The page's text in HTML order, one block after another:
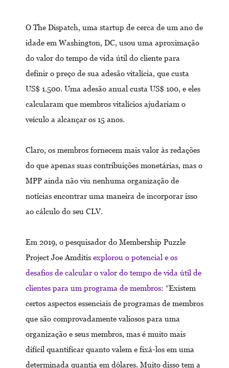
O The Dispatch, uma startup de cerca de um ano de
idade em Washington, DC, usou uma aproximação
do valor do tempo de vida útil do cliente para
definir o preço de sua adesão vitalícia, que custa
US$ 1.500. Uma adesão anual custa US$ 100, e eles
calcularam que membros vitalícios ajudariam o
veículo a alcançar os 15 anos.
Claro, os membros fornecem mais valor às redações
do que apenas suas contribuições monetárias, mas o
MPP ainda não viu nenhuma organização de
notícias encontrar uma maneira de incorporar isso
ao cálculo do seu CLV.
Em 2019, o pesquisador do Membership Puzzle
Project Joe Amditis explorou o potencial e os
desafios de calcular o valor do tempo de vida útil de
clientes para um programa de membros: “Existem
certos aspectos essenciais de programas de membros
que são comprovadamente valiosos para uma
organização e seus membros, mas é muito mais
difícil quantificar quanto valem e fixá-los em uma
determinada quantia em dólares. Muito disso tem a